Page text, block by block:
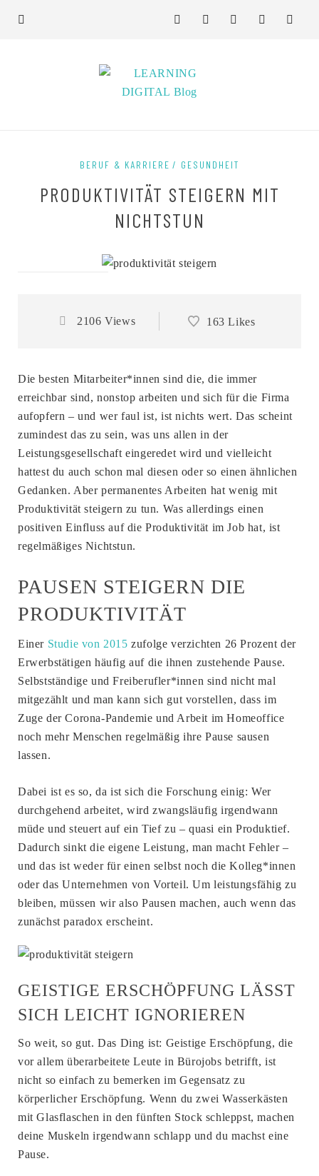
BERUF & KARRIERE GESUNDHEIT
PRODUKTIVITÄT STEIGERN MIT
NICHTSTUN
2106 Views 163 Likes
Die besten Mitarbeiter*innen sind die, die immer
erreichbar sind, nonstop arbeiten und sich für die Firma
aufopfern – und wer faul ist, ist nichts wert. Das scheint
zumindest das zu sein, was uns allen in der
Leistungsgesellschaft eingeredet wird und vielleicht
hattest du auch schon mal diesen oder so einen ähnlichen
Gedanken. Aber permanentes Arbeiten hat wenig mit
Produktivität steigern zu tun. Was allerdings einen
positiven Einfluss auf die Produktivität im Job hat, ist
regelmäßiges Nichtstun.
PAUSEN STEIGERN DIE
PRODUKTIVITÄT
Einer Studie von 2015 zufolge verzichten 26 Prozent der
Erwerbstätigen häufig auf die ihnen zustehende Pause.
Selbstständige und Freiberufler*innen sind nicht mal
mitgezählt und man kann sich gut vorstellen, dass im
Zuge der Corona-Pandemie und Arbeit im Homeoffice
noch mehr Menschen regelmäßig ihre Pause sausen
lassen.
Dabei ist es so, da ist sich die Forschung einig: Wer
durchgehend arbeitet, wird zwangsläufig irgendwann
müde und steuert auf ein Tief zu – quasi ein Produktief.
Dadurch sinkt die eigene Leistung, man macht Fehler –
und das ist weder für einen selbst noch die Kolleg*innen
oder das Unternehmen von Vorteil. Um leistungsfähig zu
bleiben, müssen wir also Pausen machen, auch wenn das
zunächst paradox erscheint.
GEISTIGE ERSCHÖPFUNG LÄSST
SICH LEICHT IGNORIEREN
So weit, so gut. Das Ding ist: Geistige Erschöpfung, die
vor allem überarbeitete Leute in Bürojobs betrifft, ist
nicht so einfach zu bemerken im Gegensatz zu
körperlicher Erschöpfung. Wenn du zwei Wasserkästen
mit Glasflaschen in den fünften Stock schleppst, machen
deine Muskeln irgendwann schlapp und du machst eine
Pause.